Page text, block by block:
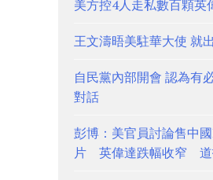
美方控4人走私數百顆英
王文濤晤美駐華大使 就
自民黨內部開會 認為有
對話
彭博：美官員討論售中
片 英偉達跌幅收窄 道